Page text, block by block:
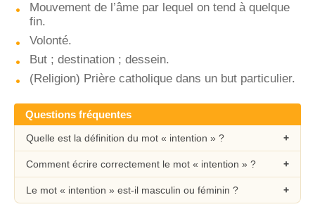
Mouvement de l’âme par lequel on tend à quelque
fin.
Volonté.
But ; destination ; dessein.
(Religion) Prière catholique dans un but particulier.
Questions fréquentes
Quelle est la définition du mot « intention » ?
Comment écrire correctement le mot « intention » ?
Le mot « intention » est-il masculin ou féminin ?